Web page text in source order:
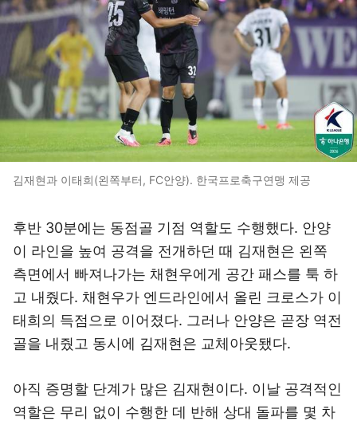
김재현과 이태희(왼쪽부터, FC안양). 한국프로축구연맹 제공
후반 30분에는 동점골 기점 역할도 수행했다. 안양
이 라인을 높여 공격을 전개하던 때 김재현은 왼쪽
측면에서 빠져나가는 채현우에게 공간 패스를 툭 하
고 내줬다. 채현우가 엔드라인에서 올린 크로스가 이
태희의 득점으로 이어졌다. 그러나 안양은 곧장 역전
골을 내줬고 동시에 김재현은 교체아웃됐다.
아직 증명할 단계가 많은 김재현이다. 이날 공격적인
역할은 무리 없이 수행한 데 반해 상대 돌파를 몇 차